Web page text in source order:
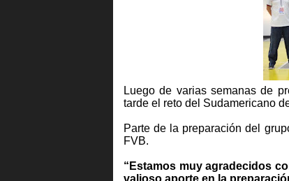
Luego de varias semanas de
tarde el reto del Sudamericano
Parte de la preparación del
FVB.
“Estamos muy agradecidos
valioso aporte en la